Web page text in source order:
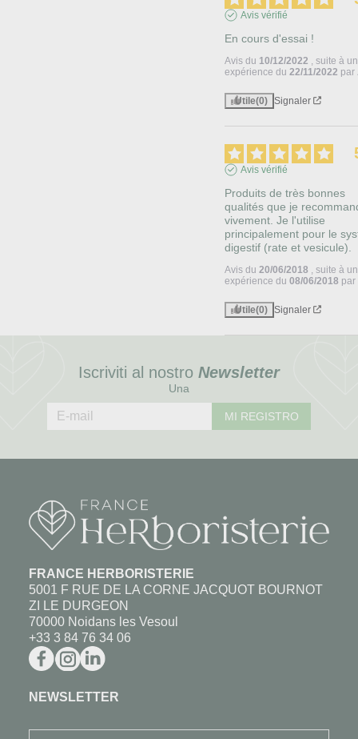
Avis vérifié
En cours d'essai !
Avis du 10/12/2022
, suite à
expérience du22/11/2022 par
Utile(0) Signaler
Avis vérifié
Produits de très bonnes
qualités que je
vivement. Je l'utilise
principalement pour le
digestif (rate et vesicule).
Avis du20/06/2018
, suite à
expérience du08/06/2018 par
Utile(0) Signaler
Iscriviti al nostro Newsletter
Una
MI REGISTRO
FRANCE HERBORISTERIE
5001 F RUE DE LA CORNE JACQUOT BOURNOT
ZI LE DURGEON
70000 Noidans les Vesoul
+33 3 84 76 34 06
NEWSLETTER